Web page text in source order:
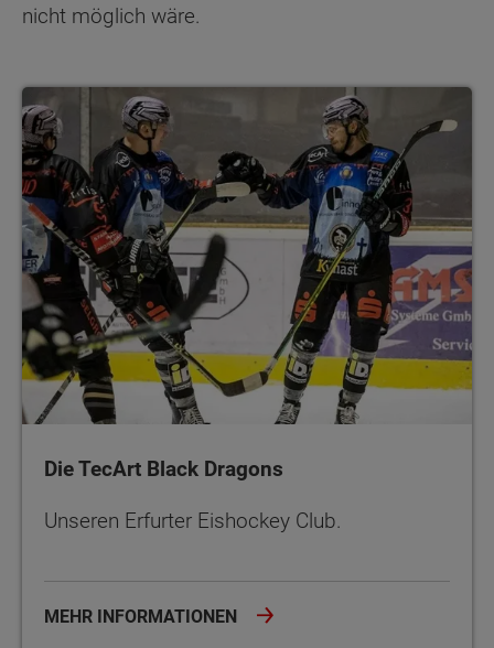
nicht möglich wäre.
Die TecArt Black Dragons
Die TecArt Black Dragons
Unseren Erfurter Eishockey Club.
MEHR INFORMATIONEN